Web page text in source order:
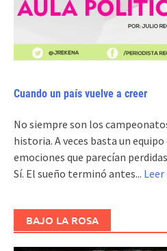
Cuando un país vuelve a creer
No siempre son los
historia. A veces basta un
emociones que parecían
Sí. El sueño terminó antes...
BAJO LA ROSA